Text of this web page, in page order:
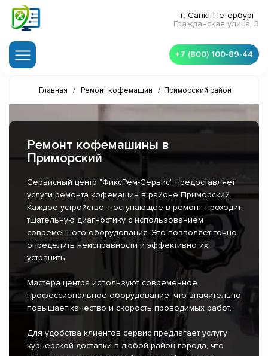
г. Санкт-Петербург
Гражданская улица, 3
+7 (800) 100-89-44
Главная / Ремонт кофемашин / Приморский район
Ремонт кофемашины в
Приморский
Сервисный центр "ФиксРем-Сервис" предоставляет
услуги ремонта кофемашин в районе Приморский.
Каждое устройство, поступающее в ремонт, проходит
тщательную диагностику с использованием
современного оборудования. Это позволяет точно
определить неисправности и эффективно их
устранить.
Мастера центра используют современное
профессиональное оборудование, что значительно
повышает качество и скорость проводимых работ.
Для удобства клиентов сервис предлагает услугу
курьерской доставки в любой район города, что